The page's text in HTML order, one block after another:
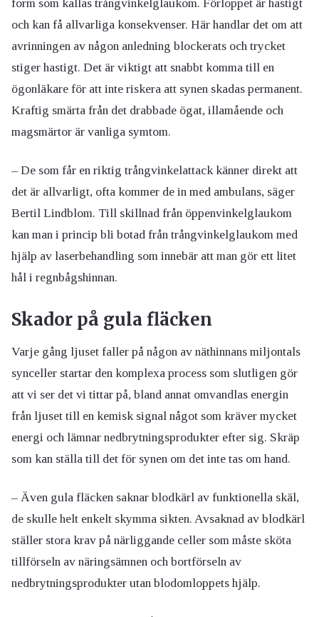
form som kallas trångvinkelglaukom. Förloppet är hastigt
och kan få allvarliga konsekvenser. Här handlar det om att
avrinningen av någon anledning blockerats och trycket
stiger hastigt. Det är viktigt att snabbt komma till en
ögonläkare för att inte riskera att synen skadas permanent.
Kraftig smärta från det drabbade ögat, illamående och
magsmärtor är vanliga symtom.
– De som får en riktig trångvinkelattack känner direkt att
det är allvarligt, ofta kommer de in med ambulans, säger
Bertil Lindblom. Till skillnad från öppenvinkelglaukom
kan man i princip bli botad från trångvinkelglaukom med
hjälp av laserbehandling som innebär att man gör ett litet
hål i regnbågshinnan.
Skador på gula fläcken
Varje gång ljuset faller på någon av näthinnans miljontals
synceller startar den komplexa process som slutligen gör
att vi ser det vi tittar på, bland annat omvandlas energin
från ljuset till en kemisk signal något som kräver mycket
energi och lämnar nedbrytningsprodukter efter sig. Skräp
som kan ställa till det för synen om det inte tas om hand.
– Även gula fläcken saknar blodkärl av funktionella skäl,
de skulle helt enkelt skymma sikten. Avsaknad av blodkärl
ställer stora krav på närliggande celler som måste sköta
tillförseln av näringsämnen och bortförseln av
nedbrytningsprodukter utan blodomloppets hjälp.